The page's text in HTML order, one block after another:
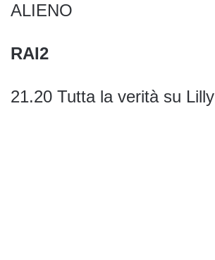
ALIENO
RAI2
21.20 Tutta la verità su Lilly